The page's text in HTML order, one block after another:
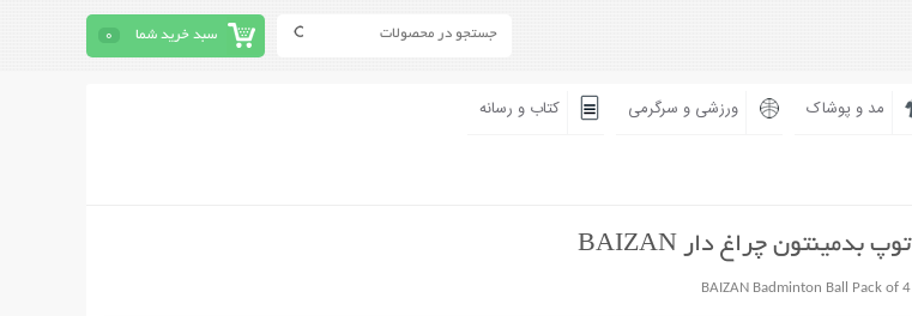
سبد خرید شما 0
مد و پوشاک ورزشی و سرگرمی کتاب و رسانه
توپ بدمینتون چراغ دار BAIZAN
BAIZAN Badminton Ball Pack of 4